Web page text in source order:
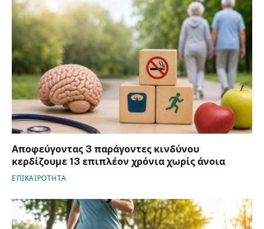
Αποφεύγοντας 3 παράγοντες κινδύνου
κερδίζουμε 13 επιπλέον χρόνια χωρίς άνοια
ΕΠΙΚΑΙΡΟΤΗΤΑ